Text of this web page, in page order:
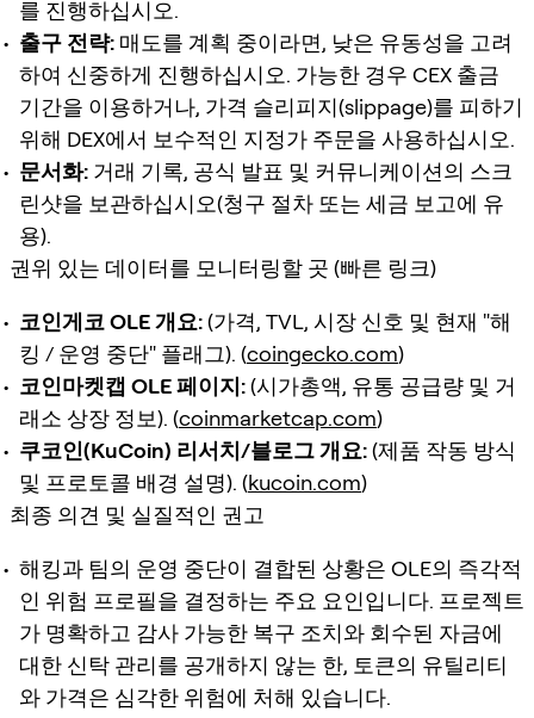
를 진행하십시오.
출구 전략: 매도를 계획 중이라면, 낮은 유동성을 고려
하여 신중하게 진행하십시오. 가능한 경우 CEX 출금
기간을 이용하거나, 가격 슬리피지(slippage)를 피하기
위해 DEX에서 보수적인 지정가 주문을 사용하십시오.
문서화: 거래 기록, 공식 발표 및 커뮤니케이션의 스크
린샷을 보관하십시오(청구 절차 또는 세금 보고에 유
용).
권위 있는 데이터를 모니터링할 곳 (빠른 링크)
코인게코 OLE 개요:(가격, TVL, 시장 신호 및 현재 "해
킹 / 운영 중단" 플래그). (coingecko.com)
코인마켓캡 OLE 페이지:(시가총액, 유통 공급량 및 거
래소 상장 정보). (coinmarketcap.com)
쿠코인(KuCoin) 리서치/블로그 개요:(제품 작동 방식
및 프로토콜 배경 설명). (kucoin.com)
최종 의견 및 실질적인 권고
해킹과 팀의 운영 중단이 결합된 상황은 OLE의 즉각적
인 위험 프로필을 결정하는 주요 요인입니다. 프로젝트
가 명확하고 감사 가능한 복구 조치와 회수된 자금에
대한 신탁 관리를 공개하지 않는 한, 토큰의 유틸리티
와 가격은 심각한 위험에 처해 있습니다.